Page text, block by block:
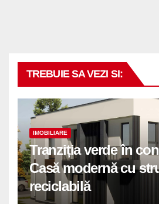
TREBUIE SA VEZI SI:
IMOBILIARE
Tranziția verde în
Casă modernă cu
reciclabilă